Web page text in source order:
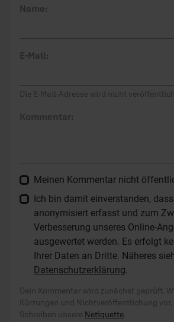
Name:
E-Mail:
Die E-Mail-Adresse wird nicht
Kommentar:
Meinen Kommentar nicht
Ich bin damit einverstanden,
anonymisiert erfasst und zum
Verbesserung unseres Online-
ausgewertet werden. Es erfolgt
Ihrer Daten an Dritte. Näheres
Datenschutzerklärung.
Dein Kommentar wird zunächst geprüft.
Kürzungen und Nichtveröffentlichung
Schreiben unsere Netiquette.